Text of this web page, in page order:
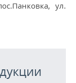
ул.